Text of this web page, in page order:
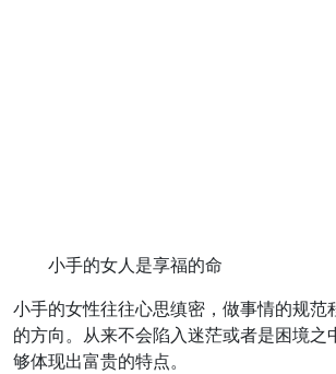
小手的女人是享福的命
小手的女性往往心思缜密，做事情的规
的方向。从来不会陷入迷茫或者是困境
够体现出富贵的特点。